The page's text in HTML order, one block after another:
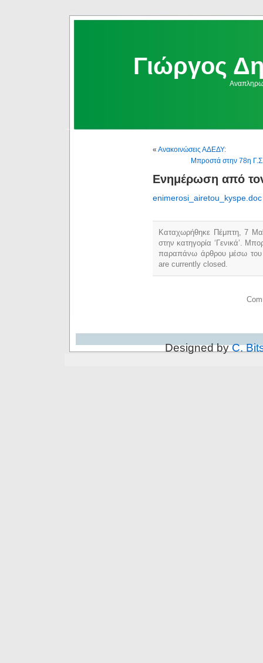
Γιώργος
« Ανακοινώσεις ΑΔΕΔΥ:
Μπροστά στην 78η
Ενημέρωση από
enimerosi_airetou_kyspe.doc
Καταχωρήθηκε Πέμπτη, 7
στην κατηγορία ‘Γενικά’.
παραπάνω άρθρου μέσω
are currently closed.
Designed byC.